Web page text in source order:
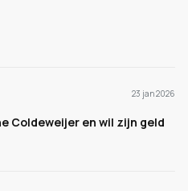
23 jan 2026
Coldeweijer en wil zijn geld